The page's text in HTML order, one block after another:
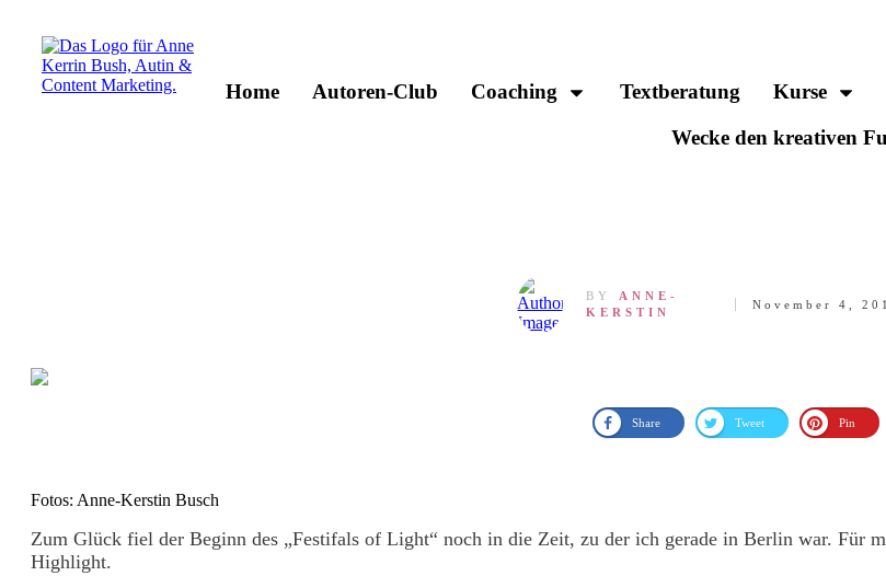
Home Autoren-Club Coaching Textberatung Kurse
Wecke den kreativen
BY ANNE-
KERSTIN
November 4,
Share Tweet Pin
Fotos: Anne-Kerstin Busch
Zum Glück fiel der Beginn des „Festifals of Light“ noch in die Zeit, zu der ich gerade in Berlin war. Für
Highlight.